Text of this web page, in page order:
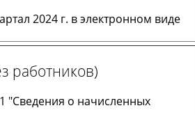
2024 г. в электронном виде
работников)
"Сведения о начисленных